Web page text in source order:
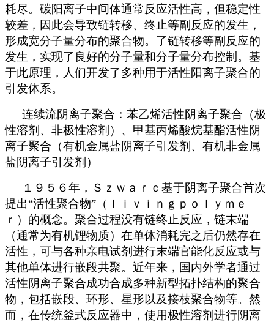
耗尽。碳阳离子中间体通常反应活性高，但稳定性
较差，因此会导致链转移、终止等副反应的发生，
形成宽分子量分布的聚合物。了链转移等副反应的
发生，实现了良好的分子量和分子量分布控制。基
于此原理，人们开发了多种用于活性阳离子聚合的
引发体系。
连续流阴离子聚合：苯乙烯活性阴离子聚合（极
性溶剂、非极性溶剂）、甲基丙烯酸烷基酯活性阴
离子聚合（有机金属盐阴离子引发剂、有机非金属
盐阴离子引发剂）
１９５６年，Ｓｚｗａｒｃ基于阴离子聚合首次
提出“活性聚合物”（ｌｉｖｉｎｇｐｏｌｙｍｅ
ｒ）的概念。聚合过程没有链终止反应，链末端
（通常为有机锂物质）在单体消耗完之后仍然存在
活性，可与各种亲电试剂进行末端官能化反应或与
其他单体进行嵌段共聚。近年来，国内外学者通过
活性阴离子聚合成功合成多种新型拓扑结构的聚合
物，包括嵌段、环形、星形以及接枝聚合物等。然
而，在传统釜式反应器中，使用极性溶剂进行阴离